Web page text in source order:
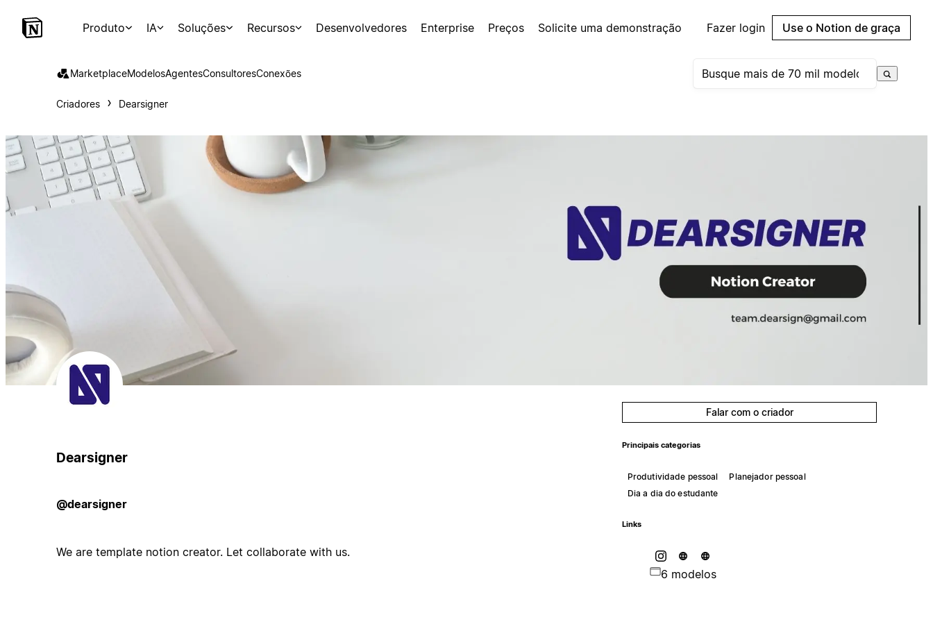
Produto IA Soluções Recursos Desenvolvedores Enterprise Preços Solicite uma demonstração Fazer login Use o Notion de graça
MarketplaceModelosAgentesConsultoresConexões
Criadores Dearsigner
Dearsigner
@dearsigner
We are template notion creator. Let collaborate with us.
Falar com o criador
Principais categorias
Produtividade pessoal
Planejador pessoal
Dia a dia do estudante
Links
6 modelos